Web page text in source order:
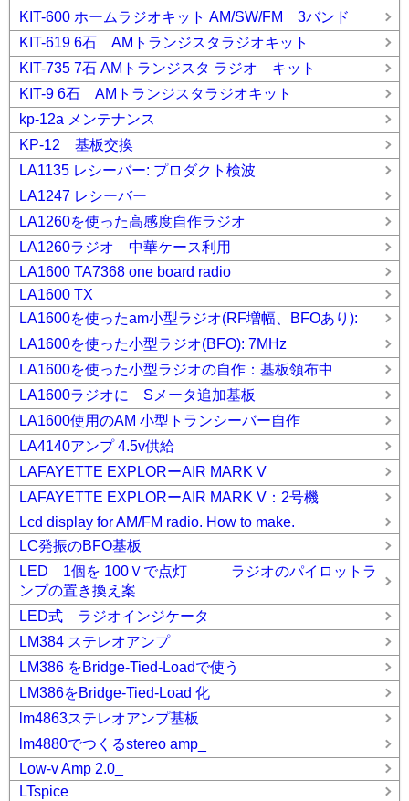
KIT-600 ホームラジオキット AM/SW/FM 3バンド
KIT-619 6石 AMトランジスタラジオキット
KIT-735 7石 AMトランジスタ ラジオ キット
KIT-9 6石 AMトランジスタラジオキット
kp-12a メンテナンス
KP-12 基板交換
LA1135 レシーバー: プロダクト検波
LA1247 レシーバー
LA1260を使った高感度自作ラジオ
LA1260ラジオ 中華ケース利用
LA1600 TA7368 one board radio
LA1600 TX
LA1600を使ったam小型ラジオ(RF増幅、BFOあり):
LA1600を使った小型ラジオ(BFO): 7MHz
LA1600を使った小型ラジオの自作：基板領布中
LA1600ラジオに Sメータ追加基板
LA1600使用のAM 小型トランシーバー自作
LA4140アンプ 4.5v供給
LAFAYETTE EXPLORーAIR MARK V
LAFAYETTE EXPLORーAIR MARK V：2号機
Lcd display for AM/FM radio. How to make.
LC発振のBFO基板
LED 1個を 100Ｖで点灯 ラジオのパイロットラ
ンプの置き換え案
LED式 ラジオインジケータ
LM384 ステレオアンプ
LM386 をBridge-Tied-Loadで使う
LM386をBridge-Tied-Load 化
lm4863ステレオアンプ基板
lm4880でつくるstereo amp_
Low-v Amp 2.0_
LTspice